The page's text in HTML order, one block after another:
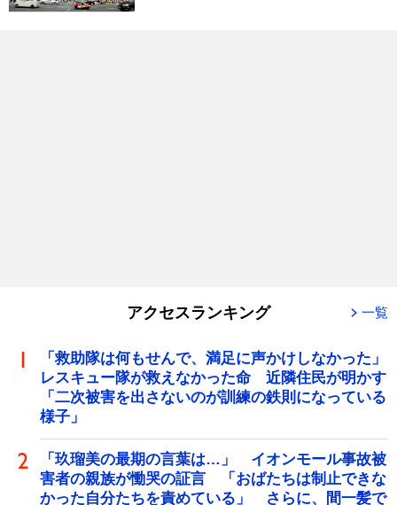
アクセスランキング 一覧
「救助隊は何もせんで、満足に声かけしなかった」
レスキュー隊が救えなかった命 近隣住民が明かす
「二次被害を出さないのが訓練の鉄則になっている
様子」
「玖瑠美の最期の言葉は…」 イオンモール事故被
害者の親族が慟哭の証言 「おばたちは制止できな
かった自分たちを責めている」 さらに、間一髪で